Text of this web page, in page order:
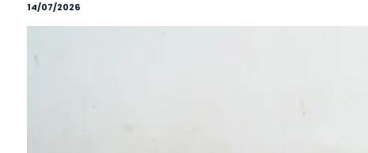
14/07/2026